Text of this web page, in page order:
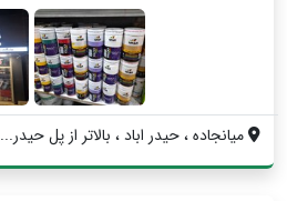
میانجاده ، حیدر اباد ، بالاتر از پل حیدر...